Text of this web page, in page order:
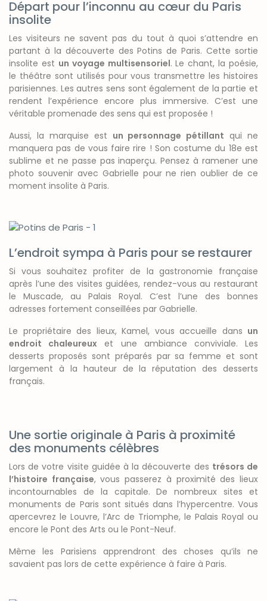
Départ pour l’inconnu au cœur du Paris
insolite
Les visiteurs ne savent pas du tout à quoi s’attendre en
partant à la découverte des Potins de Paris. Cette sortie
insolite est un voyage multisensoriel. Le chant, la poésie,
le théâtre sont utilisés pour vous transmettre les histoires
parisiennes. Les autres sens sont également de la partie et
rendent l’expérience encore plus immersive. C’est une
véritable promenade des sens qui est proposée !
Aussi, la marquise est un personnage pétillant qui ne
manquera pas de vous faire rire ! Son costume du 18e est
sublime et ne passe pas inaperçu. Pensez à ramener une
photo souvenir avec Gabrielle pour ne rien oublier de ce
moment insolite à Paris.
L’endroit sympa à Paris pour se restaurer
Si vous souhaitez profiter de la gastronomie française
après l’une des visites guidées, rendez-vous au restaurant
le Muscade, au Palais Royal. C’est l’une des bonnes
adresses fortement conseillées par Gabrielle.
Le propriétaire des lieux, Kamel, vous accueille dans un
endroit chaleureux et une ambiance conviviale. Les
desserts proposés sont préparés par sa femme et sont
largement à la hauteur de la réputation des desserts
français.
Une sortie originale à Paris à proximité
des monuments célèbres
Lors de votre visite guidée à la découverte des trésors de
l’histoire française, vous passerez à proximité des lieux
incontournables de la capitale. De nombreux sites et
monuments de Paris sont situés dans l’hypercentre. Vous
apercevrez le Louvre, l’Arc de Triomphe, le Palais Royal ou
encore le Pont des Arts ou le Pont-Neuf.
Même les Parisiens apprendront des choses qu’ils ne
savaient pas lors de cette expérience à faire à Paris.